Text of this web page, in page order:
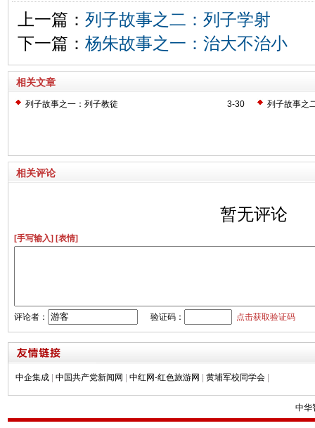
上一篇： 列子故事之二：列子学射
下一篇： 杨朱故事之一：治大不治小
相关文章
3-30
列子故事之一：列子教徒 列子故事之
相关评论
暂无评论
[手写输入] [表情]
评论者： 验证码： 点击获取验证码
中企集成 | 中国共产党新闻网 | 中红网-红色旅游网 | 黄埔军校同学会 |
中华